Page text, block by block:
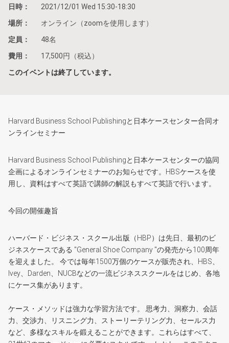
日時： 2021/12/01 Wed 15:30-18:30
場所： オンライン（zoomを使用します）
定員： 48名
費用： 17,500円（税込）
このイベントは終了しています。
Harvard Business School Publishingと日本ケースセンター合同オ
ンラインセミナー
Harvard Business School Publishingと日本ケースセンターの協同
企画によるオンラインセミナーのお知らせです。HBSケースを使
用し、資料はすべて英語で講師の解説もすべて英語で行います。
今回の開催趣旨
ハーバード・ビジネス・スクール出版（HBP）は先日、最初のビ
ジネスケースである "General Shoe Company "の発売から100周年
を迎えました。 今では毎年1500万個のケースが販売され、HBS、
Ivey、Darden、NUCBなどの一流ビジネススクールをはじめ、各地
にケース集があります。
ケース・メソッドは強力な学習方法です。 思考力、洞察力、会話
力、交渉力、リスニング力、ストーリーテリング力、セールス力
など、多様なスキルを鍛えることができます。これらはすべて、